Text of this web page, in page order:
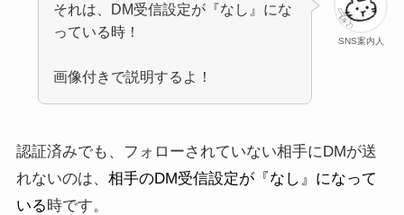
SNS案内人
それは、DM受信設定が『なし』にな
っている時！
画像付きで説明するよ！
認証済みでも、フォローされていない相手にDMが送
れないのは、 相手のDM受信設定が『なし』になって
いる時です。